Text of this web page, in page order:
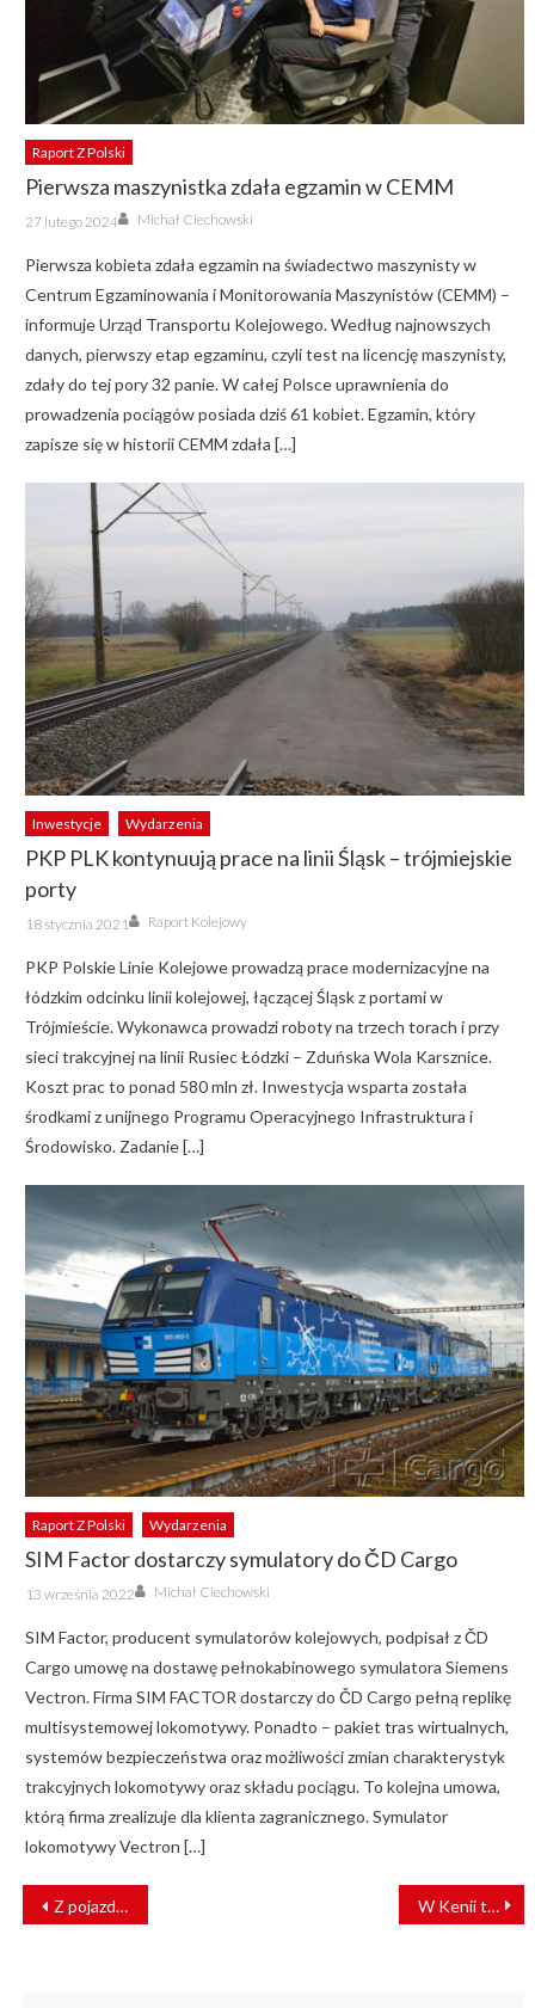
Raport Z Polski
Pierwsza maszynistka zdała egzamin w CEMM
Posted
on
27 lutego 2024 Author
Michał Ciechowski
Pierwsza kobieta zdała egzamin na świadectwo maszynisty w
Centrum Egzaminowania i Monitorowania Maszynistów (CEMM) –
informuje Urząd Transportu Kolejowego. Według najnowszych
danych, pierwszy etap egzaminu, czyli test na licencję maszynisty,
zdały do tej pory 32 panie. W całej Polsce uprawnienia do
prowadzenia pociągów posiada dziś 61 kobiet. Egzamin, który
zapisze się w historii CEMM zdała […]
Inwestycje Wydarzenia
PKP PLK kontynuują prace na linii Śląsk – trójmiejskie
porty
Posted
on
18 stycznia 2021 Author
Raport Kolejowy
PKP Polskie Linie Kolejowe prowadzą prace modernizacyjne na
łódzkim odcinku linii kolejowej, łączącej Śląsk z portami w
Trójmieście. Wykonawca prowadzi roboty na trzech torach i przy
sieci trakcyjnej na linii Rusiec Łódzki – Zduńska Wola Karsznice.
Koszt prac to ponad 580 mln zł. Inwestycja wsparta została
środkami z unijnego Programu Operacyjnego Infrastruktura i
Środowisko. Zadanie […]
Raport Z Polski Wydarzenia
SIM Factor dostarczy symulatory do ČD Cargo
Posted
on
13 września 2022 Author
Michał Ciechowski
SIM Factor, producent symulatorów kolejowych, podpisał z ČD
Cargo umowę na dostawę pełnokabinowego symulatora Siemens
Vectron. Firma SIM FACTOR dostarczy do ČD Cargo pełną replikę
multisystemowej lokomotywy. Ponadto – pakiet tras wirtualnych,
systemów bezpieczeństwa oraz możliwości zmian charakterystyk
trakcyjnych lokomotywy oraz składu pociągu. To kolejna umowa,
którą firma zrealizuje dla klienta zagranicznego. Symulator
lokomotywy Vectron […]
NAWIGACJA
WPISU
Z pojazdów Warszawskiego Transportu Publicznego w 2019 r. skorzystało ponad 1,2 mld osób W Kenii trwa modernizacja linii kolejowej Nairobi – Nanyuki